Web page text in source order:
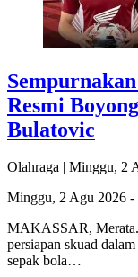
Resmi
Bulatovic
Olahraga | Minggu, 2
Minggu, 2 Agu 2026
MAKASSAR,
persiapan skuad
sepak bola…